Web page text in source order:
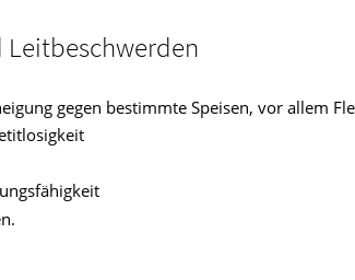
gegen bestimmte Speisen, vor allem